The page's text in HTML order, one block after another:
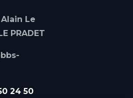
Le
PRADET
24 50